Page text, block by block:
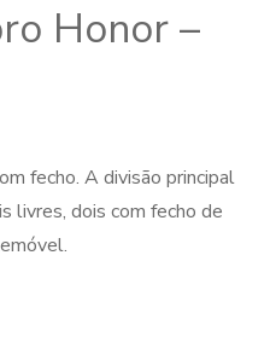
Honor –
fecho. A divisão principal
livres, dois com fecho de